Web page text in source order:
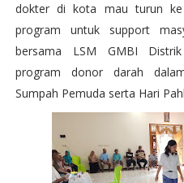
dokter di kota mau turun ke
program untuk support
bersama LSM GMBI
program donor darah
Sumpah Pemuda serta Hari